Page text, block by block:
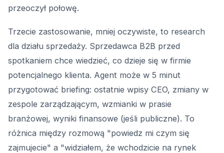
przeoczył połowę.
Trzecie zastosowanie, mniej oczywiste, to research
dla działu sprzedaży. Sprzedawca B2B przed
spotkaniem chce wiedzieć, co dzieje się w firmie
potencjalnego klienta. Agent może w 5 minut
przygotować briefing: ostatnie wpisy CEO, zmiany w
zespole zarządzającym, wzmianki w prasie
branżowej, wyniki finansowe (jeśli publiczne). To
różnica między rozmową "powiedz mi czym się
zajmujecie" a "widziałem, że wchodzicie na rynek